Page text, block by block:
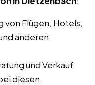
von Flügen, Hotels,
anderen
und Verkauf
diesen